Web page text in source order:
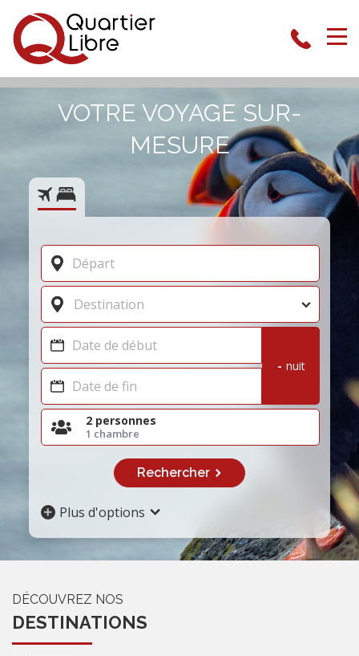
VOTRE VOYAGE SUR-
MESURE
- nuit
2 personnes
1 chambre
Rechercher
Plus d'options
DÉCOUVREZ NOS
DESTINATIONS